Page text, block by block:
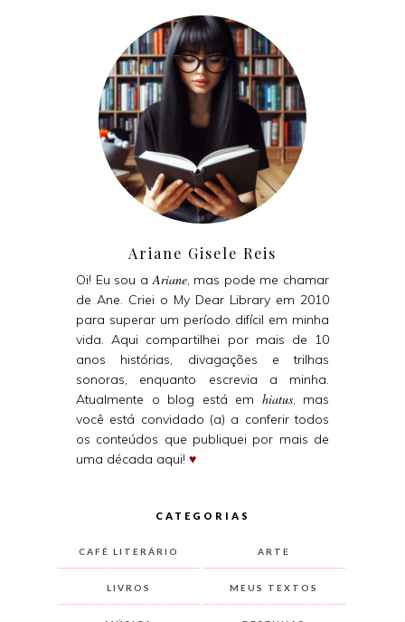
Ariane Gisele Reis
Oi! Eu sou aAriane, mas pode me chamar
de Ane. Criei o My Dear Library em 2010
para superar um período difícil em minha
vida. Aqui compartilhei por mais de 10
anos histórias, divagações e trilhas
sonoras, enquanto escrevia a minha.
Atualmente o blog está em hiatus, mas
você está convidado (a) a conferir todos
os conteúdos que publiquei por mais de
uma década aqui! ♥
CATEGORIAS
CAFÉ LITERÁRIO ARTE
LIVROS MEUS TEXTOS